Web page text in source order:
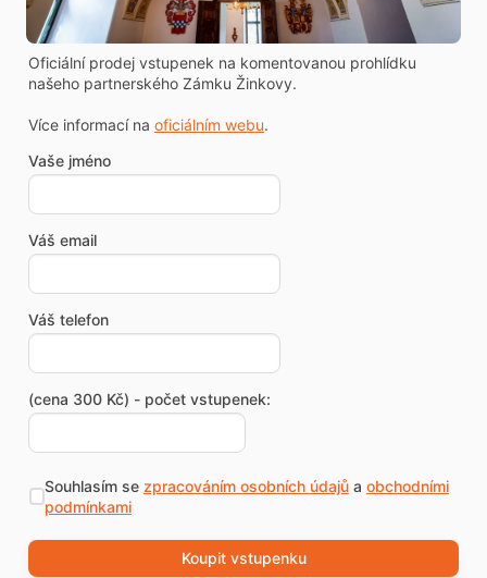
Oficiální prodej vstupenek na komentovanou prohlídku
našeho partnerského Zámku Žinkovy.
Více informací na oficiálním webu.
Vaše jméno
Váš email
Váš telefon
(cena 300 Kč) - počet vstupenek:
Souhlasím se zpracováním osobních údajůa obchodními
podmínkami
Koupit vstupenku